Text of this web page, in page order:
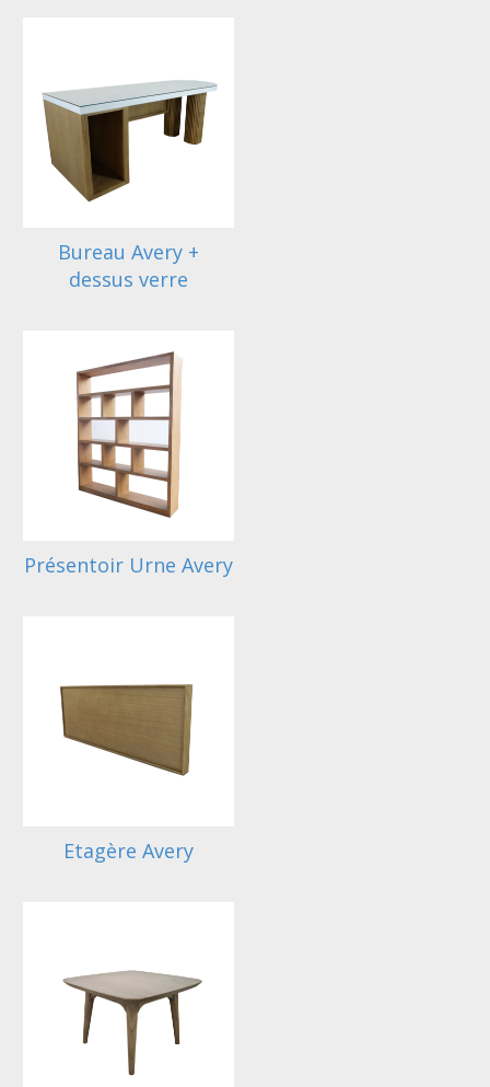
Bureau Avery +
dessus verre
Présentoir Urne Avery
Etagère Avery